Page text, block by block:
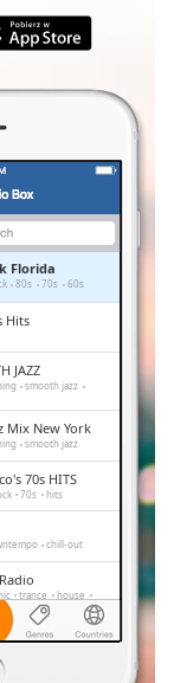
Florida
80s 70s 60s
Hits
JAZZ
smooth jazz
Mix New York
smooth jazz
70s HITS
70s hits
chill-out
trance house
club